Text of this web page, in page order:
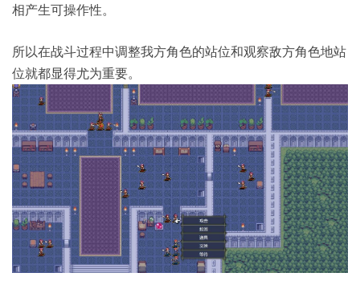
相产生可操作性。
所以在战斗过程中调整我方角色的站位和观察敌方角色地站
位就都显得尤为重要。